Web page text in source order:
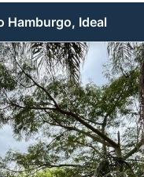
Hamburgo, Ideal